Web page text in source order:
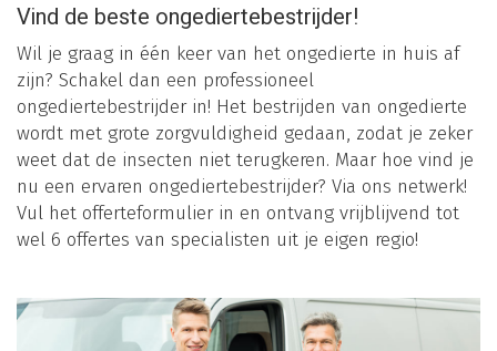
Vind de beste ongediertebestrijder!
Wil je graag in één keer van het ongedierte in huis af
zijn? Schakel dan een professioneel
ongediertebestrijder in! Het bestrijden van ongedierte
wordt met grote zorgvuldigheid gedaan, zodat je zeker
weet dat de insecten niet terugkeren. Maar hoe vind je
nu een ervaren ongediertebestrijder? Via ons netwerk!
Vul het offerteformulier in en ontvang vrijblijvend tot
wel 6 offertes van specialisten uit je eigen regio!